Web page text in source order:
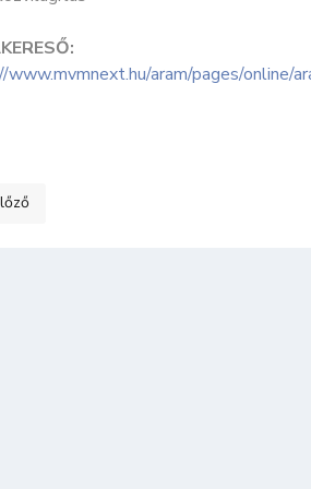
aram/pages/online/
cikk: Semmelweis nap - 2025